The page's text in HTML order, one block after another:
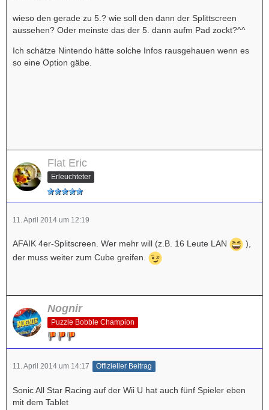
wieso den gerade zu 5.? wie soll den dann der Splittscreen
aussehen? Oder meinste das der 5. dann aufm Pad zockt?^^
Ich schätze Nintendo hätte solche Infos rausgehauen wenn es
so eine Option gäbe.
Flat Eric
Erleuchteter
11. April 2014 um 12:19
AFAIK 4er-Splitscreen. Wer mehr will (z.B. 16 Leute LAN
),
der muss weiter zum Cube greifen.
Nognir
Puzzle Bobble Champion
11. April 2014 um 14:17 Offizieller Beitrag
Sonic All Star Racing auf der Wii U hat auch fünf Spieler eben
mit dem Tablet